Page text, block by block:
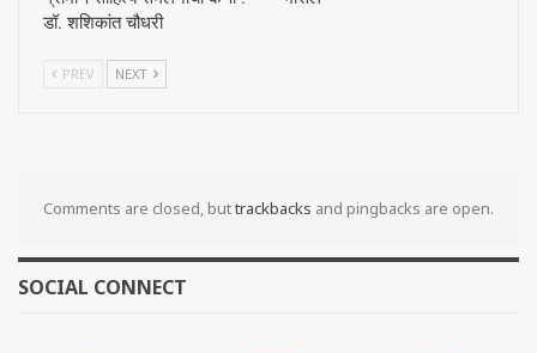
डॉ. शशिकांत चौधरी
PREV NEXT
Comments are closed, buttrackbacks and pingbacks are open.
SOCIAL CONNECT